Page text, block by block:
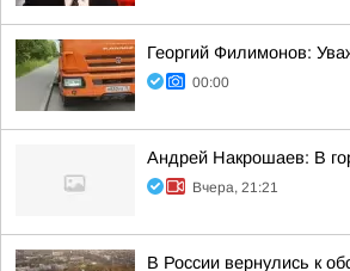
Георгий Филимонов:
00:00
Андрей Накрошаев: В
Вчера, 21:21
В России вернулись к